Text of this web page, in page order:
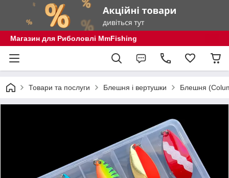
Магазин для Риболовлі MmFishing
Товари та послуги Блешня і вертушки Блешня